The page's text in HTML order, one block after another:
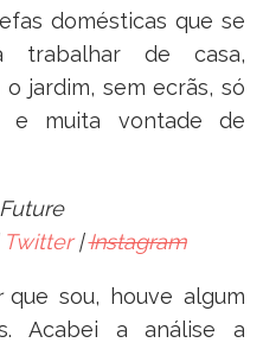
domésticas que se
trabalhar de casa,
jardim, sem ecrãs, só
e muita vontade de
Twitter|Instagram
que sou, houve algum
Acabei a análise a